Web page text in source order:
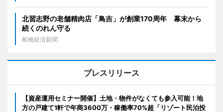
北習志野の老舗精肉店「鳥吉」が創業170周年 幕末から
続くのれん守る
船橋経済新聞
プレスリリース
【資産運用セミナー開催】土地・物件がなくても参入可能！地
方の戸建て1軒で年商3600万・稼働率70%超「リゾート民泊投